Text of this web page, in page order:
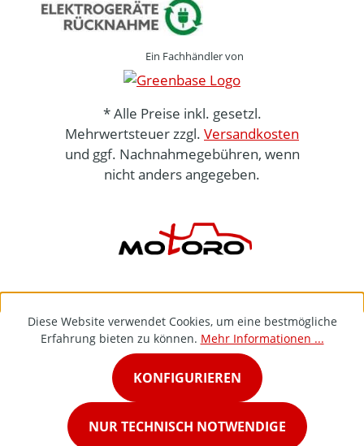
Ein Fachhändler von
* Alle Preise inkl. gesetzl.
Mehrwertsteuer zzgl. Versandkosten
und ggf. Nachnahmegebühren, wenn
nicht anders angegeben.
Diese Website verwendet Cookies, um eine bestmögliche
Erfahrung bieten zu können. Mehr Informationen ...
NUR TECHNISCH NOTWENDIGE
KONFIGURIEREN